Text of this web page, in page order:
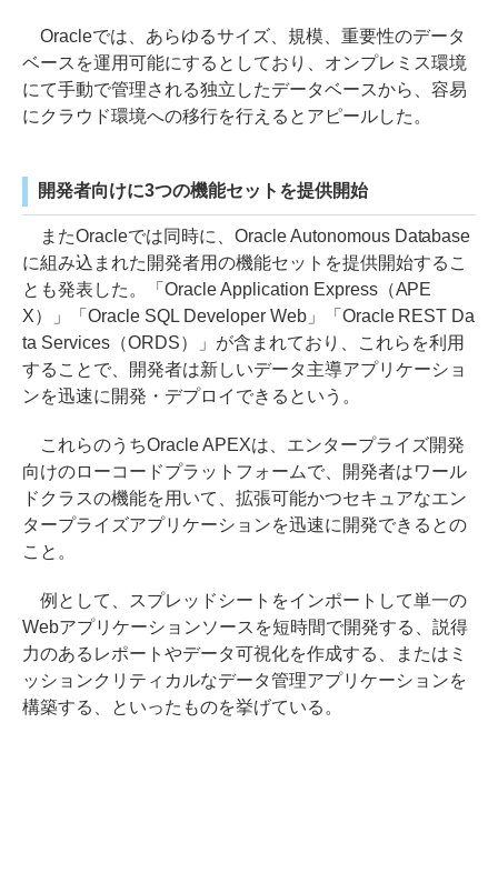
Oracleでは、あらゆるサイズ、規模、重要性のデータ
ベースを運用可能にするとしており、オンプレミス環境
にて手動で管理される独立したデータベースから、容易
にクラウド環境への移行を行えるとアピールした。
開発者向けに3つの機能セットを提供開始
またOracleでは同時に、Oracle Autonomous Database
に組み込まれた開発者用の機能セットを提供開始するこ
とも発表した。「Oracle Application Express（APE
X）」「Oracle SQL Developer Web」「Oracle REST Da
ta Services（ORDS）」が含まれており、これらを利用
することで、開発者は新しいデータ主導アプリケーショ
ンを迅速に開発・デプロイできるという。
これらのうちOracle APEXは、エンタープライズ開発
向けのローコードプラットフォームで、開発者はワール
ドクラスの機能を用いて、拡張可能かつセキュアなエン
タープライズアプリケーションを迅速に開発できるとの
こと。
例として、スプレッドシートをインポートして単一の
Webアプリケーションソースを短時間で開発する、説得
力のあるレポートやデータ可視化を作成する、またはミ
ッションクリティカルなデータ管理アプリケーションを
構築する、といったものを挙げている。